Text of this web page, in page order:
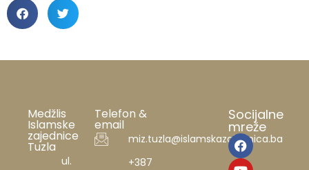
Medžlis
Islamske
zajednice
Tuzla
ul.
Telefon &
email
miz.tuzla@islamskazajednica.ba
+387
Socijalne
mreže